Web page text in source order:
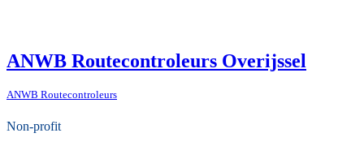
ANWB Routecontroleurs Overijssel
ANWB Routecontroleurs
Non-profit